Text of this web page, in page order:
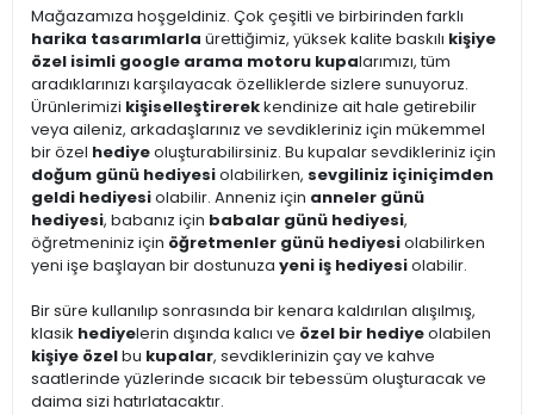
Mağazamıza hoşgeldiniz. Çok çeşitli ve birbirinden farklı
harika tasarımlarla ürettiğimiz, yüksek kalite baskılı kişiye
özel isimli google arama motoru kupalarımızı, tüm
aradıklarınızı karşılayacak özelliklerde sizlere sunuyoruz.
Ürünlerimizi kişiselleştirerekkendinize ait hale getirebilir
veya aileniz, arkadaşlarınız ve sevdikleriniz için mükemmel
bir özel hediyeoluşturabilirsiniz. Bu kupalar sevdikleriniz için
doğum günü hediyesiolabilirken, sevgiliniz içiniçimden
geldi hediyesiolabilir. Anneniz için anneler günü
hediyesi, babanız için babalar günü hediyesi,
öğretmeniniz için öğretmenler günü hediyesiolabilirken
yeni işe başlayan bir dostunuza yeni iş hediyesiolabilir.
Bir süre kullanılıp sonrasında bir kenara kaldırılan alışılmış,
klasik hediyelerin dışında kalıcı ve özel bir hediyeolabilen
kişiye özelbu kupalar, sevdiklerinizin çay ve kahve
saatlerinde yüzlerinde sıcacık bir tebessüm oluşturacak ve
daima sizi hatırlatacaktır.